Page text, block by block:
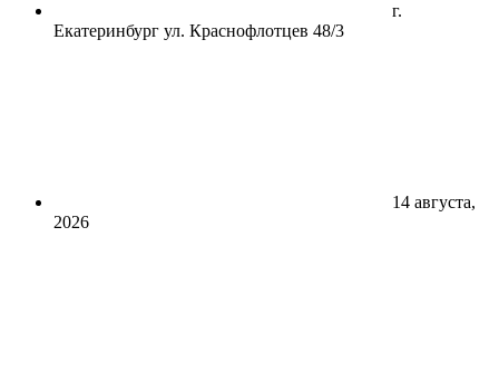
г.
Екатеринбург ул. Краснофлотцев 48/3
14 августа,
2026